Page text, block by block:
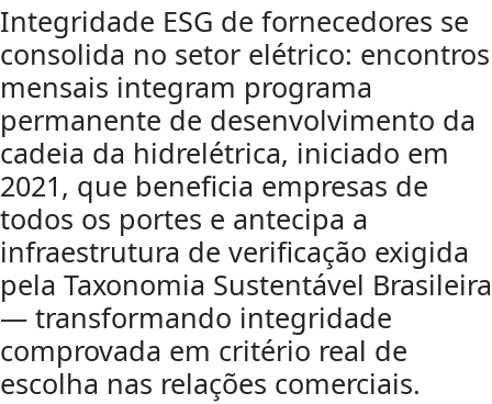
Integridade ESG de fornecedores se
consolida no setor elétrico: encontros
mensais integram programa
permanente de desenvolvimento da
cadeia da hidrelétrica, iniciado em
2021, que beneficia empresas de
todos os portes e antecipa a
infraestrutura de verificação exigida
pela Taxonomia Sustentável Brasileira
— transformando integridade
comprovada em critério real de
escolha nas relações comerciais.